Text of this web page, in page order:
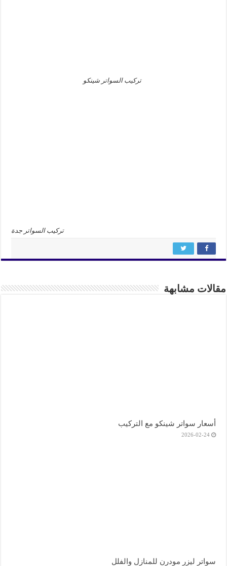
تركيب السواتر شينكو
تركيب السواتر جدة
مشابهة
أسعار سواتر شينكو مع التركيب
2026-02-24
سواتر ليزر مودرن للمنازل والفلل